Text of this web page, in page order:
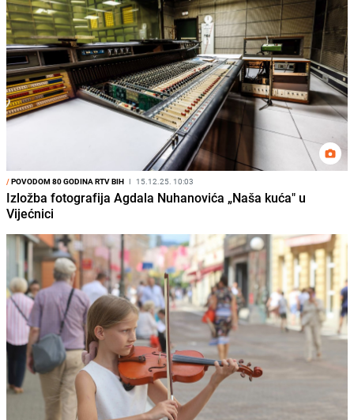
/POVODOM 80 GODINA RTV BIH I 15.12.25. 10:03
Izložba fotografija Agdala Nuhanovića „Naša kuća" u
Vijećnici